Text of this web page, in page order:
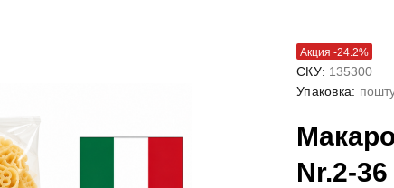
Акция -24.2%
СКУ: 135300
Упаковка:
Nr.2-36